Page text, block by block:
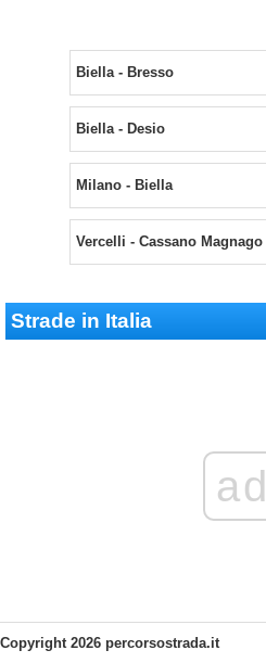
Biella - Bresso
Biella - Desio
Milano - Biella
Vercelli - Cassano Magnago
Strade in Italia
ad
Copyright 2026 percorsostrada.it